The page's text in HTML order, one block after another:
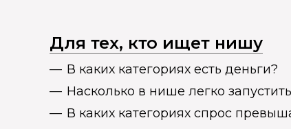
Для тех, кто ищет нишу
В каких категориях есть деньги?
Насколько в нише легко
В каких категориях спрос